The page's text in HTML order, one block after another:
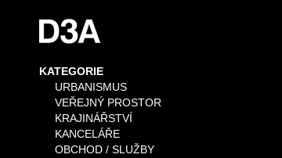
KATEGORIE
URBANISMUS
VEŘEJNÝ PROSTOR
KRAJINÁŘSTVÍ
KANCELÁŘE
OBCHOD / SLUŽBY